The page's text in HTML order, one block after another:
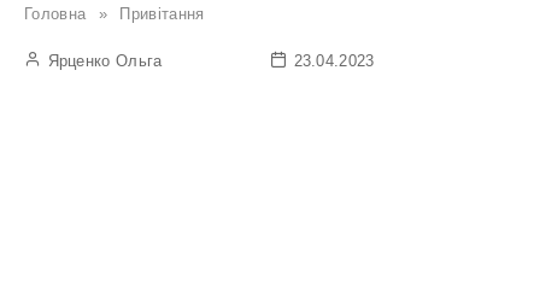
Головна » Привітання
Ярценко Ольга 23.04.2023